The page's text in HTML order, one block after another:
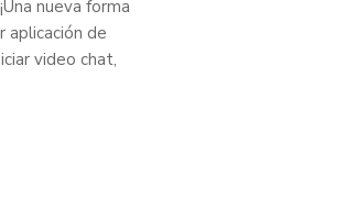
nueva forma
aplicación de
video chat,